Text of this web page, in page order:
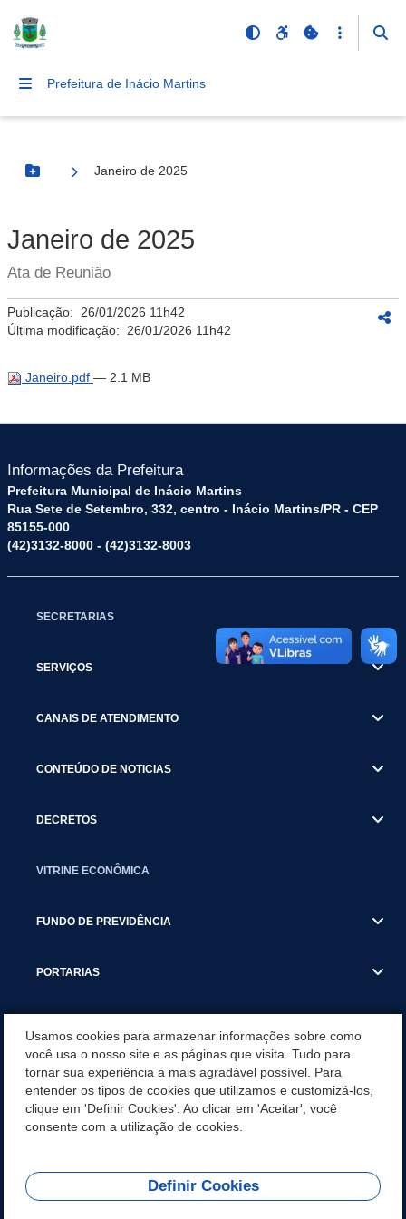
Prefeitura de Inácio Martins
Botão Menu
Janeiro de 2025
Janeiro de 2025
Ata de Reunião
Publicação: 26/01/2026 11h42
Última modificação: 26/01/2026 11h42
Janeiro.pdf — 2.1 MB
Informações da Prefeitura
Prefeitura Municipal de Inácio Martins
Rua Sete de Setembro, 332, centro - Inácio Martins/PR - CEP
85155-000
(42)3132-8000 - (42)3132-8003
SECRETARIAS
SERVIÇOS
CANAIS DE ATENDIMENTO
CONTEÚDO DE NOTICIAS
DECRETOS
VITRINE ECONÔMICA
FUNDO DE PREVIDÊNCIA
PORTARIAS
CONCURSO/PSS/CONVOCAÇÃO
INCENTIVOS PÚBLICOS À PROJETOS CULTURAIS - INÁCIO
MARTINS PR
REDES SOCIAIS
Usamos cookies para armazenar informações sobre como
você usa o nosso site e as páginas que visita. Tudo para
tornar sua experiência a mais agradável possível. Para
entender os tipos de cookies que utilizamos e customizá-los,
clique em 'Definir Cookies'. Ao clicar em 'Aceitar', você
consente com a utilização de cookies.
Definir Cookies